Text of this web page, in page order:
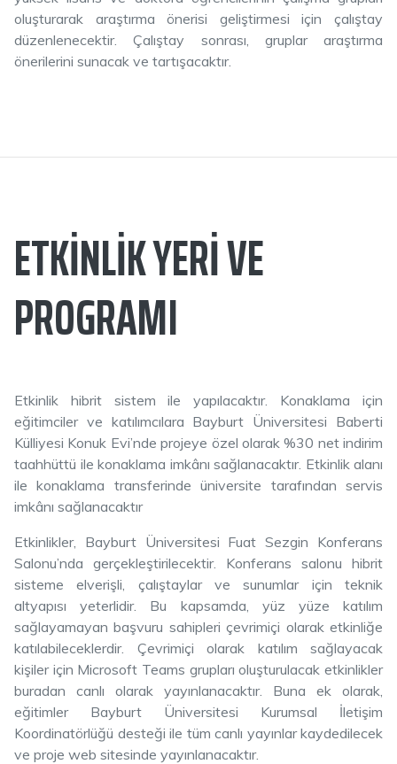
oluşturarak araştırma önerisi geliştirmesi için çalıştay
düzenlenecektir. Çalıştay sonrası, gruplar araştırma
önerilerini sunacak ve tartışacaktır.
ETKINLIK YERI VE
PROGRAMI
Etkinlik hibrit sistem ile yapılacaktır. Konaklama için
eğitimciler ve katılımcılara Bayburt Üniversitesi Baberti
Külliyesi Konuk Evi’nde projeye özel olarak %30 net indirim
taahhüttü ile konaklama imkânı sağlanacaktır. Etkinlik alanı
ile konaklama transferinde üniversite tarafından servis
imkânı sağlanacaktır
Etkinlikler, Bayburt Üniversitesi Fuat Sezgin Konferans
Salonu’nda gerçekleştirilecektir. Konferans salonu hibrit
sisteme elverişli, çalıştaylar ve sunumlar için teknik
altyapısı yeterlidir. Bu kapsamda, yüz yüze katılım
sağlayamayan başvuru sahipleri çevrimiçi olarak etkinliğe
katılabileceklerdir. Çevrimiçi olarak katılım sağlayacak
kişiler için Microsoft Teams grupları oluşturulacak etkinlikler
buradan canlı olarak yayınlanacaktır. Buna ek olarak,
eğitimler Bayburt Üniversitesi Kurumsal İletişim
Koordinatörlüğü desteği ile tüm canlı yayınlar kaydedilecek
ve proje web sitesinde yayınlanacaktır.